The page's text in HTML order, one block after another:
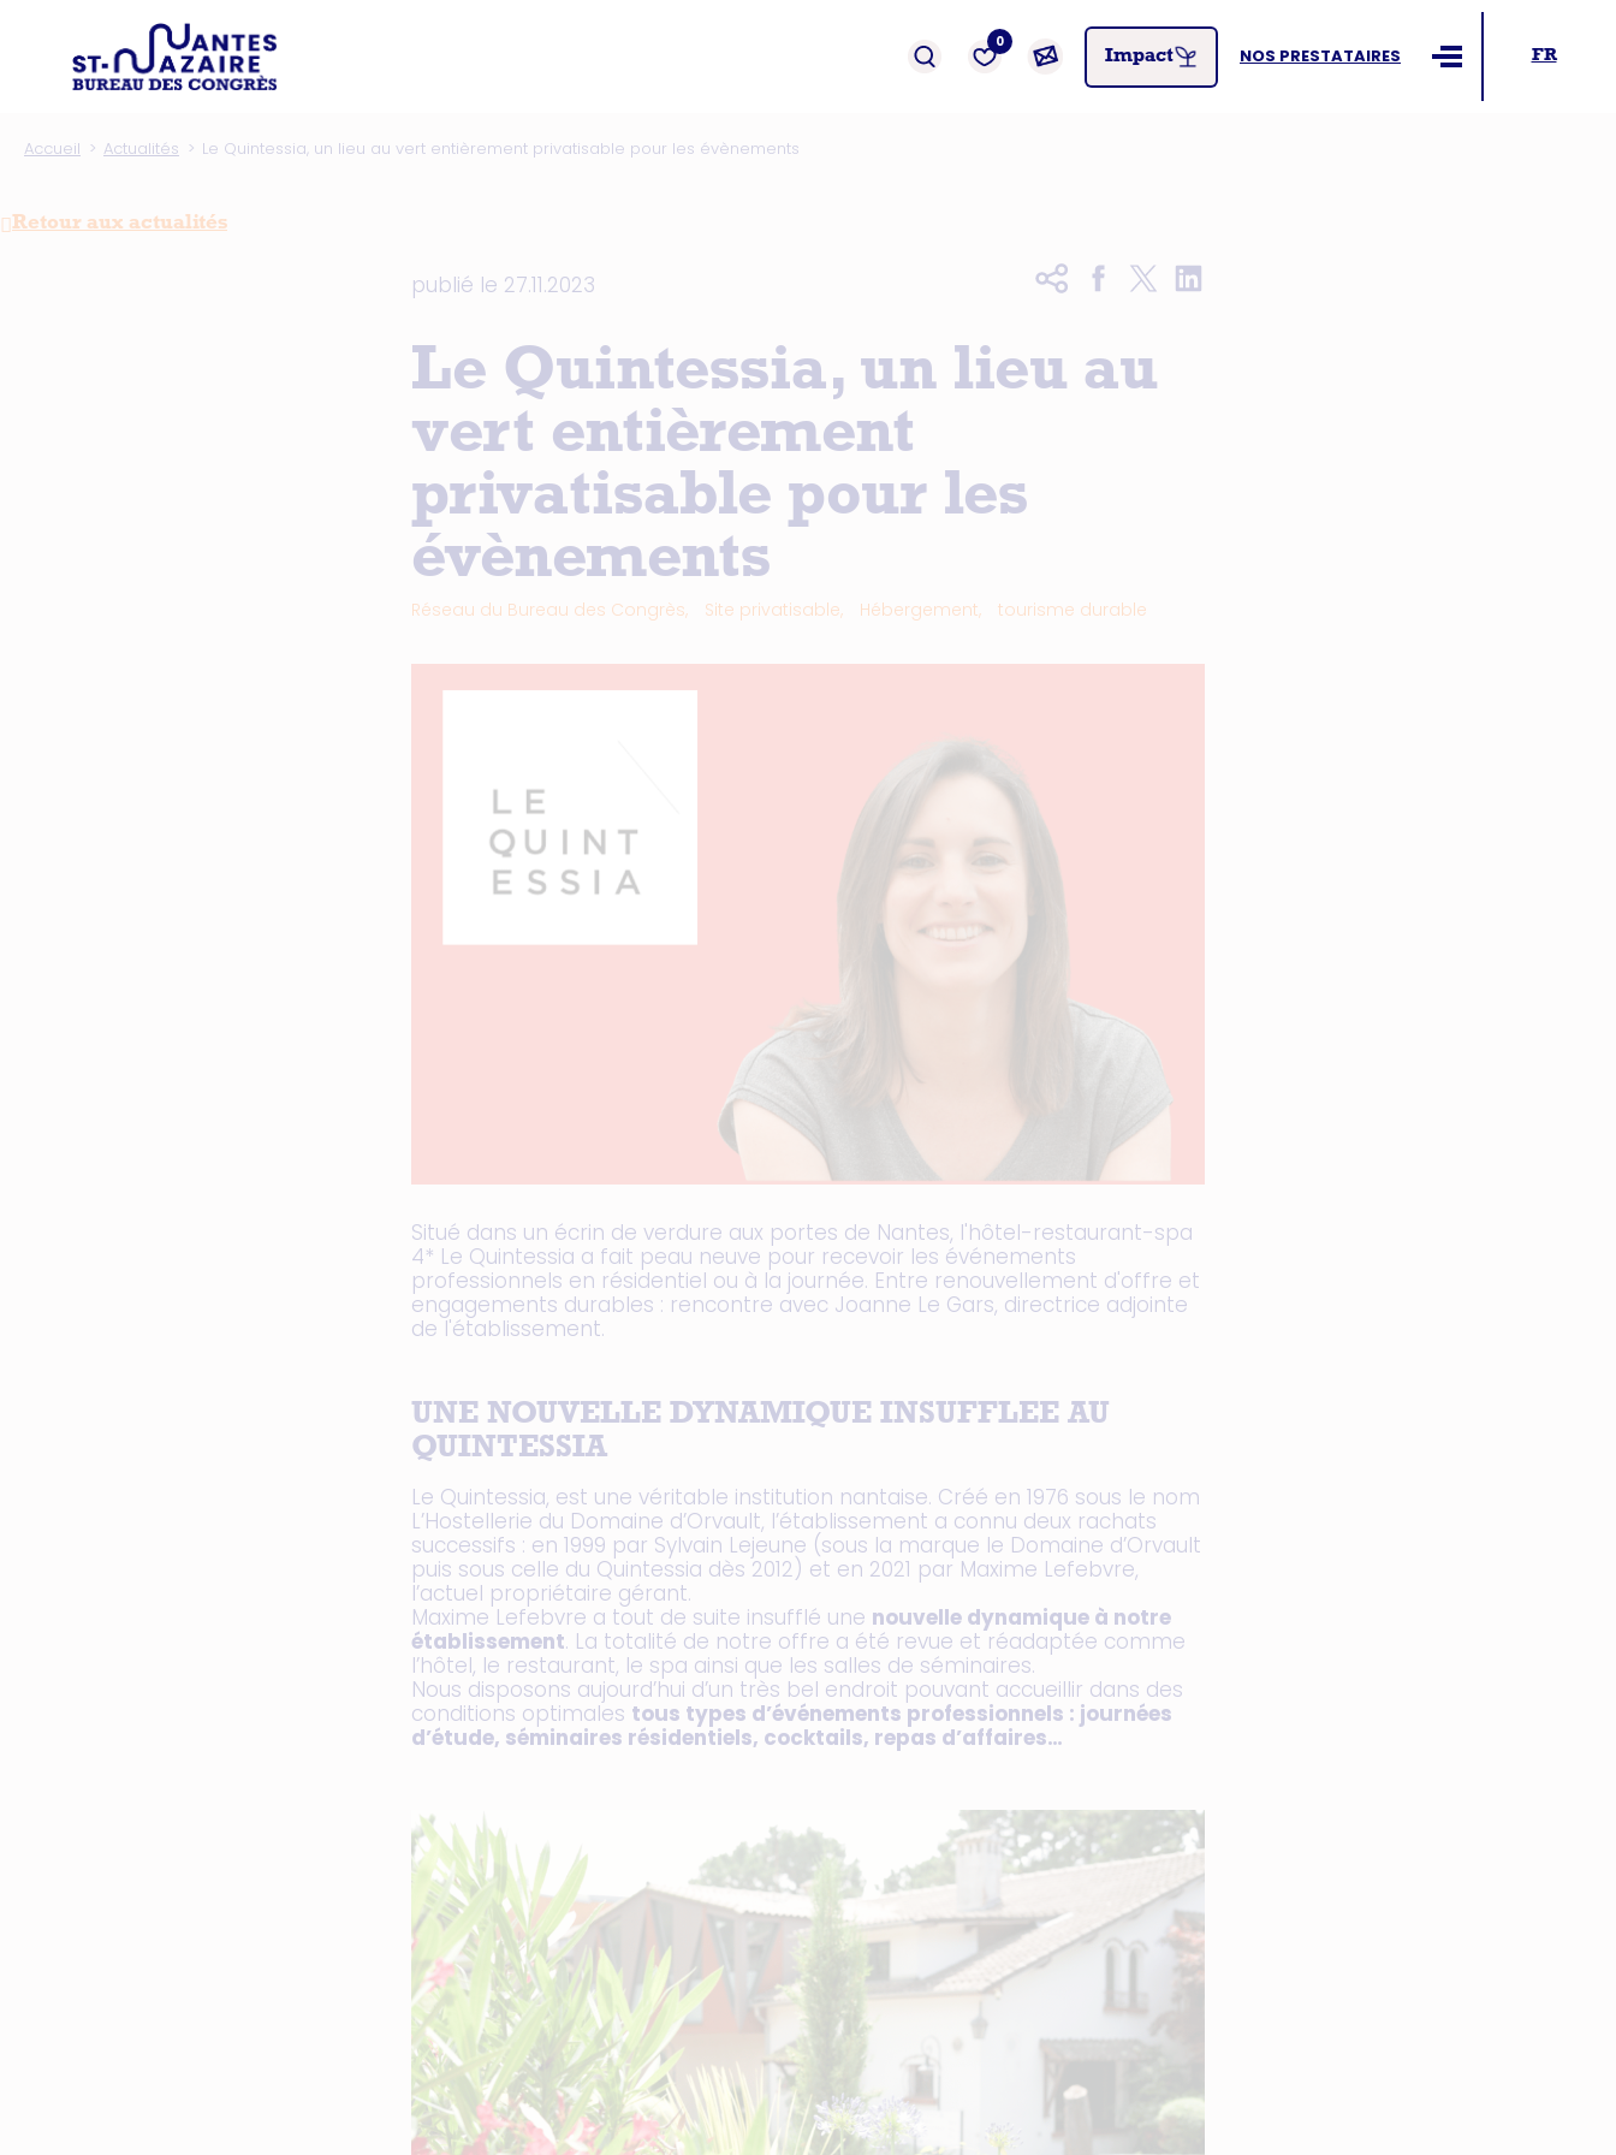
0
Impact
NOS PRESTATAIRES Ouvrir le menu
FR
Accueil Actualités Le Quintessia, un lieu au vert entièrement privatisable pour les évènements
Retour aux actualités
publié le 27.11.2023
Le Quintessia, un lieu au
vert entièrement
privatisable pour les
évènements
Réseau du Bureau des Congrès, Site privatisable, Hébergement, tourisme durable
Situé dans un écrin de verdure aux portes de Nantes, l'hôtel-restaurant-spa
4* Le Quintessia a fait peau neuve pour recevoir les événements
professionnels en résidentiel ou à la journée. Entre renouvellement d'offre et
engagements durables : rencontre avec Joanne Le Gars, directrice adjointe
de l'établissement.
UNE NOUVELLE DYNAMIQUE INSUFFLEE AU
QUINTESSIA
Le Quintessia, est une véritable institution nantaise. Créé en 1976 sous le nom
L’Hostellerie du Domaine d’Orvault, l’établissement a connu deux rachats
successifs : en 1999 par Sylvain Lejeune (sous la marque le Domaine d’Orvault
puis sous celle du Quintessia dès 2012) et en 2021 par Maxime Lefebvre,
l’actuel propriétaire gérant.
Maxime Lefebvre a tout de suite insufflé une nouvelle dynamique à notre
établissement. La totalité de notre offre a été revue et réadaptée comme
l’hôtel, le restaurant, le spa ainsi que les salles de séminaires.
Nous disposons aujourd’hui d’un très bel endroit pouvant accueillir dans des
conditions optimales tous types d’événements professionnels : journées
d’étude, séminaires résidentiels, cocktails, repas d’affaires…